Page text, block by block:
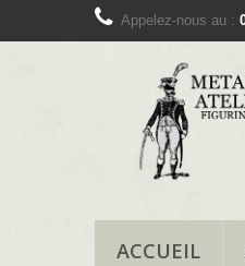
Appelez-nous au :
ACCUEIL